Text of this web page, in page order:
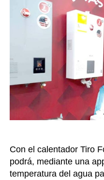
Con el calentador Tiro
podrá, mediante una
temperatura del agua